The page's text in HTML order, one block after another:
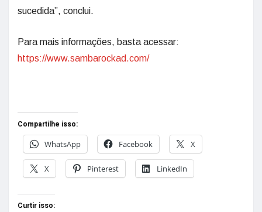
sucedida”, conclui.
Para mais informações, basta acessar:
https://www.sambarockad.com/
Compartilhe isso:
WhatsApp
Facebook X
X Pinterest LinkedIn
Curtir isso: